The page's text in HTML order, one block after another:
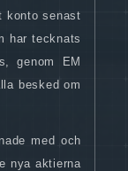
konto senast
har tecknats
genom EM
besked om
med och
nya aktierna